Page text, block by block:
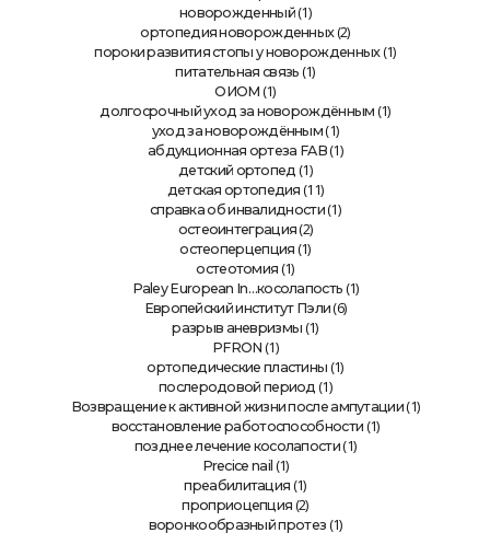
новорожденный(1)
ортопедия новорожденных(2)
пороки развития стопы у новорожденных(1)
питательная связь (1)
ОИОМ (1)
долгосрочный уход за новорождённым (1)
уход за новорождённым (1)
абдукционная ортеза FAB(1)
детский ортопед (1)
детская ортопедия (11)
справка об инвалидности(1)
остеоинтеграция (2)
остеоперцепция (1)
остеотомия (1)
Paley European In…косолапость (1)
Европейский институт Пэли (6)
разрыв аневризмы (1)
PFRON (1)
ортопедические пластины (1)
послеродовой период (1)
Возвращение к активной жизни после ампутации (1)
восстановление работоспособности (1)
позднее лечение косолапости(1)
Precice nail (1)
преабилитация (1)
проприоцепция (2)
воронкообразный протез (1)